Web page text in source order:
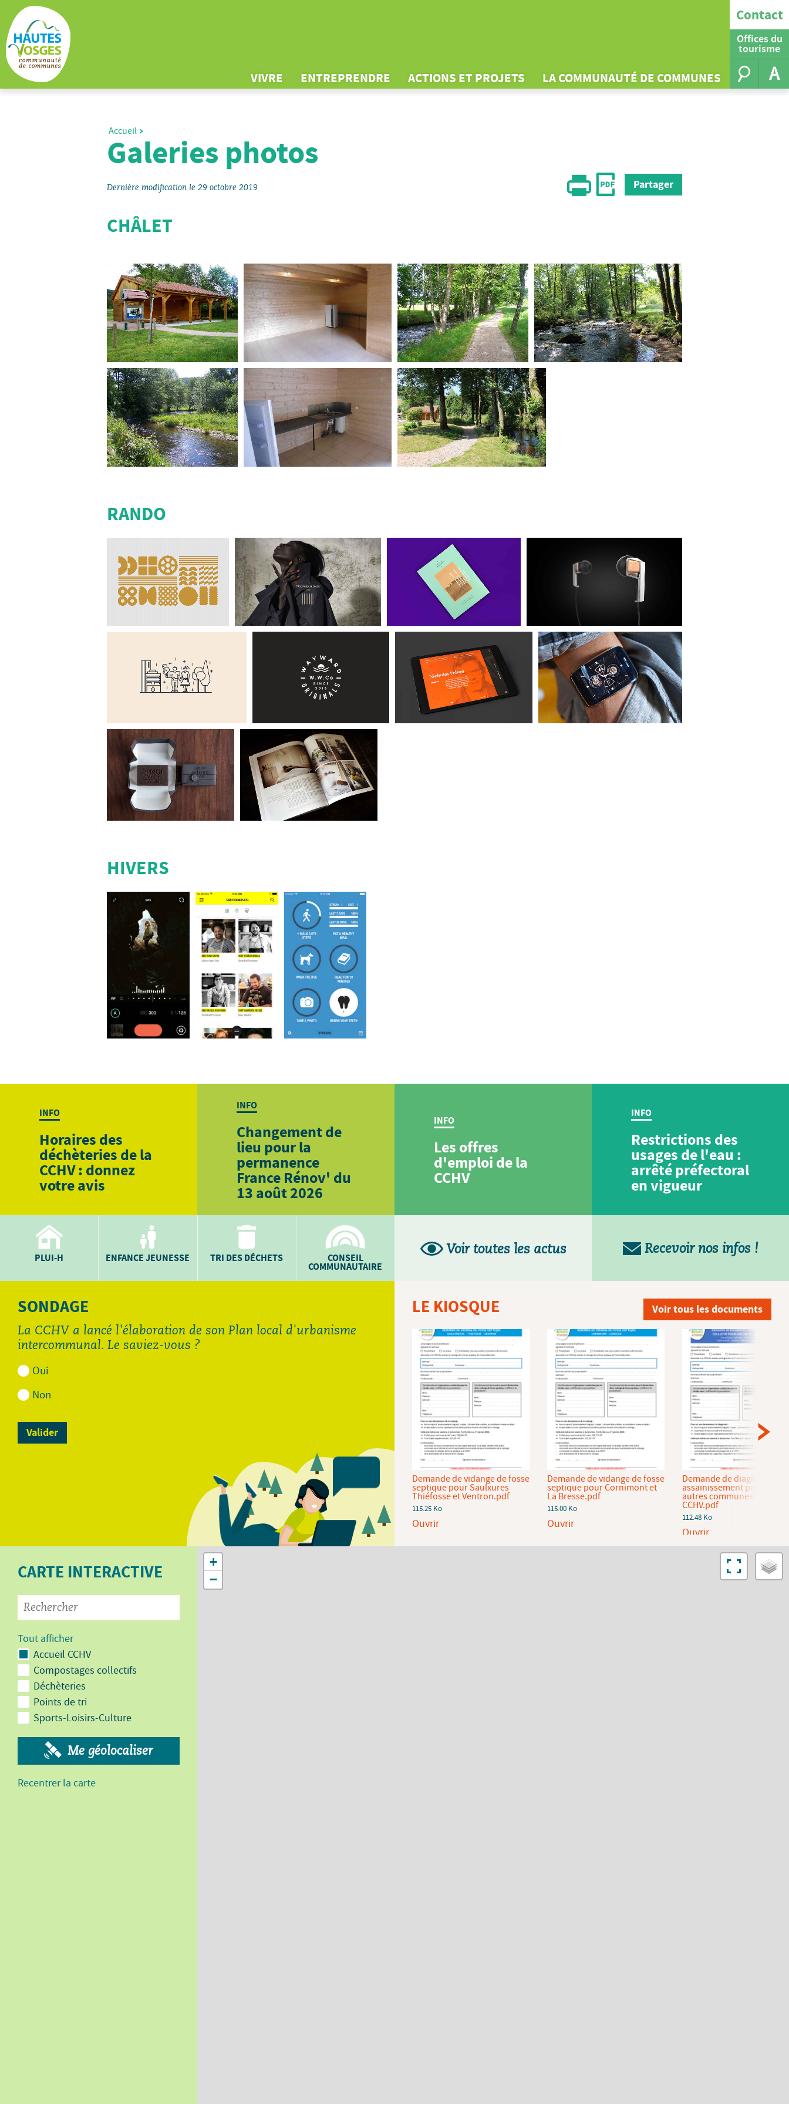
Contact
Offices du
tourisme
VIVRE ENTREPRENDRE ACTIONS ET PROJETS LA COMMUNAUTÉ DE COMMUNES A
Accueil
Galeries photos
Dernière modification le 29 octobre 2019 Partager
CHÂLET
RANDO
HIVERS
INFO
Horaires des
déchèteries de la
CCHV : donnez
votre avis
INFO
Changement de
lieu pour la
permanence
France Rénov' du
13 août 2026
INFO
Les offres
d'emploi de la
CCHV
INFO
Restrictions des
usages de l'eau :
arrêté préfectoral
en vigueur
PLUI-H ENFANCE JEUNESSE TRI DES DÉCHETS CONSEIL
COMMUNAUTAIRE
Voir toutes les actus Recevoir nos infos !
SONDAGE
La CCHV a lancé l'élaboration de son Plan local d'urbanisme
intercommunal. Le saviez-vous ?
Oui
Non
LE KIOSQUE Voir tous les documents
Demande de diagnostic
assainissement pour
Cornimont et La Bresse.pdf
Demande de raccordement
au réseau d'eau potable de la
CCHV.pdf
92.94 Ko
Ouvrir
Demande de vidange de fosse
septique pour Saulxures
Thiéfosse et Ventron.pdf
115.25 Ko
Ouvrir
Demande de vidange de fosse
septique pour Cornimont et
La Bresse.pdf
115.00 Ko
Ouvrir
Demande de diagnostic
assainissement pour les
autres communes de la
CCHV.pdf
112.48 Ko
Ouvrir
CARTE INTERACTIVE
Tout afficher
Accueil CCHV
Compostages collectifs
Déchèteries
Points de tri
Sports-Loisirs-Culture
Me géolocaliser
Recentrer la carte
+
−